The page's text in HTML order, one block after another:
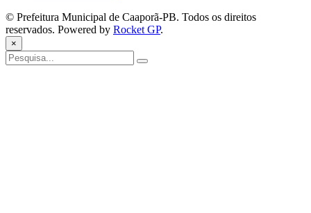
© Prefeitura Municipal de Caaporã-PB. Todos os direitos
reservados. Powered by Rocket GP.
×